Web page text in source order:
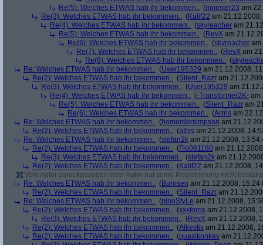
Re(5): Welches ETWAS hab ihr bekommen.. (monster23 am
Re(3): Welches ETWAS hab ihr bekommen.. (Kalif22 am
Re(4): Welches ETWAS hab ihr bekommen.. (skyreacher am
Re(5): Welches ETWAS hab ihr bekommen.. (RevX am
Re(6): Welches ETWAS hab ihr bekommen.. (skyreacher am
Re(7): Welches ETWAS hab ihr bekommen.. (RevX am
Re(8): Welches ETWAS hab ihr bekommen.. (
Re: Welches ETWAS hab ihr bekommen.. (User195329 am 21.12.2008,
Re(2): Welches ETWAS hab ihr bekommen.. (Silent_Razr am
Re(3): Welches ETWAS hab ihr bekommen.. (User195329 am
Re(4): Welches ETWAS hab ihr bekommen.. (-Transformer2K- am
Re(5): Welches ETWAS hab ihr bekommen.. (Silent_Razr am
Re(6): Welches ETWAS hab ihr bekommen.. (Arrris am
Re: Welches ETWAS hab ihr bekommen.. (homerdersimpson am
Re(2): Welches ETWAS hab ihr bekommen.. (athis am 21.12.2008,
Re: Welches ETWAS hab ihr bekommen.. (stefan2k am 21.12.2008,
Re(2): Welches ETWAS hab ihr bekommen.. (Flo061180 am
Re(3): Welches ETWAS hab ihr bekommen.. (stefan2k am
Re(2): Welches ETWAS hab ihr bekommen.. (Kalif22 am 21.12.2008,
Vom Autor zurückgezogen oder Autor hat seine Registrierung nicht
Re: Welches ETWAS hab ihr bekommen.. (Burnsen am 21.12.2008,
Re(2): Welches ETWAS hab ihr bekommen.. (Silent_Razr am
Re: Welches ETWAS hab ihr bekommen.. (ninoStyLe am 21.12.2008,
Re(2): Welches ETWAS hab ihr bekommen.. (xxxforce am 21.12.2008,
Re(3): Welches ETWAS hab ihr bekommen.. (RevX am 21.12.2008,
Re(2): Welches ETWAS hab ihr bekommen.. (Alkestis am 21.12.2008,
Re(2): Welches ETWAS hab ihr bekommen.. (quasikonkav am